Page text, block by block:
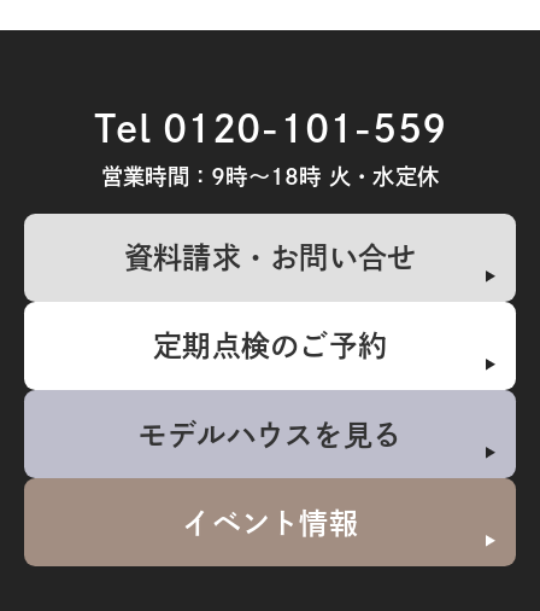
Tel 0120-101-559
営業時間：9時～18時 火・水定休
資料請求・お問い合せ
定期点検のご予約
モデルハウスを見る
イベント情報